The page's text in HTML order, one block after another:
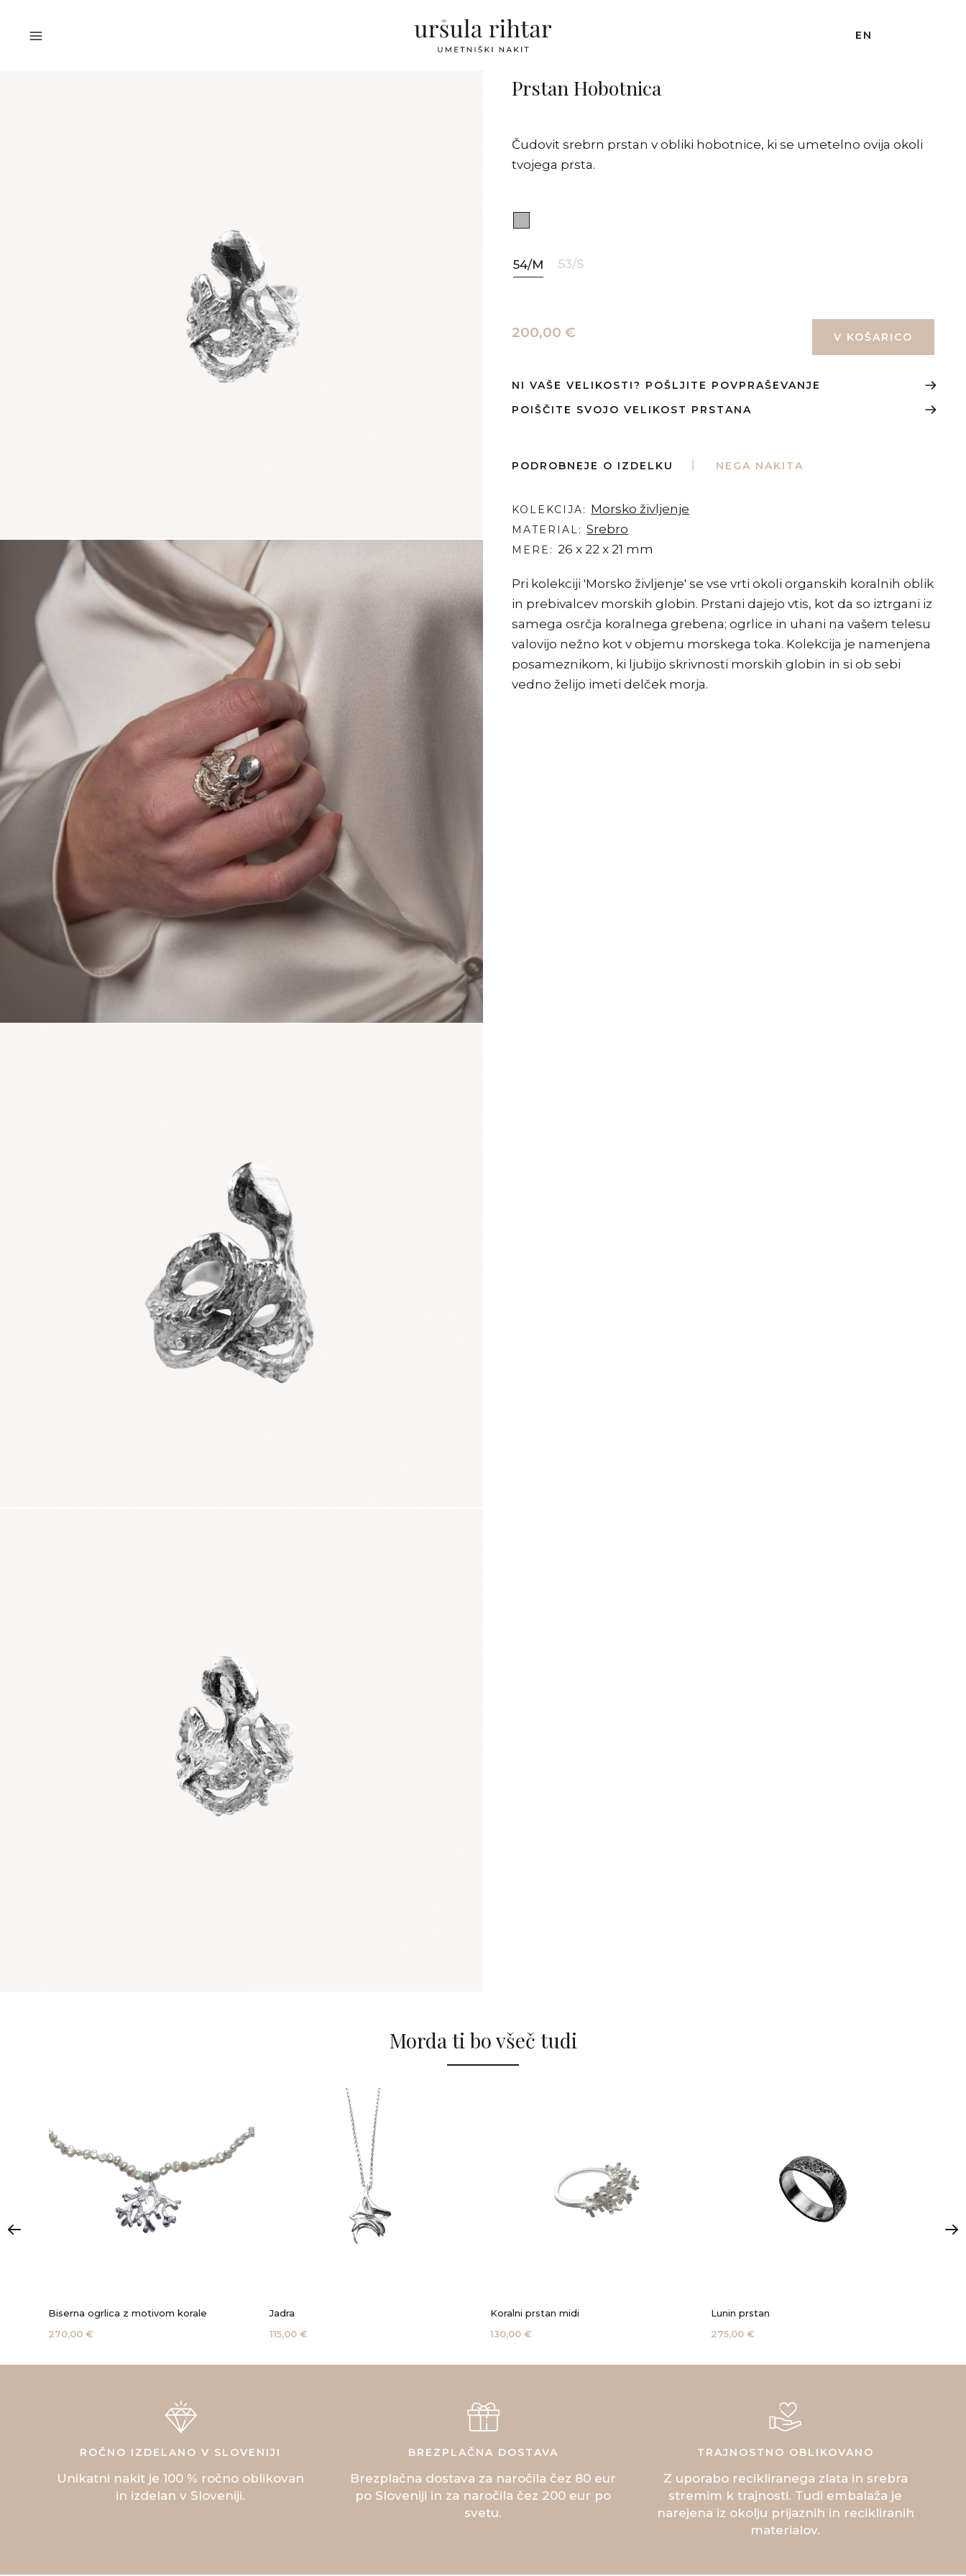
EN
Prstan Hobotnica
Čudovit srebrn prstan v obliki hobotnice, ki se umetelno ovija okoli
tvojega prsta.
54/M 53/S
200,00 €
NI VAŠE VELIKOSTI? POŠLJITE POVPRAŠEVANJE
POIŠČITE SVOJO VELIKOST PRSTANA
PODROBNEJE O IZDELKU NEGA NAKITA
KOLEKCIJA Morsko življenje
MATERIAL Srebro
MERE 26 x 22 x 21 mm
Pri kolekciji 'Morsko življenje' se vse vrti okoli organskih koralnih oblik
in prebivalcev morskih globin. Prstani dajejo vtis, kot da so iztrgani iz
samega osrčja koralnega grebena; ogrlice in uhani na vašem telesu
valovijo nežno kot v objemu morskega toka. Kolekcija je namenjena
posameznikom, ki ljubijo skrivnosti morskih globin in si ob sebi
vedno želijo imeti delček morja.
Morda ti bo všeč tudi
Koralni prstan midi
Mini koralna ogrlica
ROČNO IZDELANO V SLOVENIJI
Unikatni nakit je 100 % ročno oblikovan
in izdelan v Sloveniji.
BREZPLAČNA DOSTAVA
Brezplačna dostava za naročila čez 80 eur
po Sloveniji in za naročila čez 200 eur po
svetu.
TRAJNOSTNO OBLIKOVANO
Z uporabo recikliranega zlata in srebra
stremim k trajnosti. Tudi embalaža je
narejena iz okolju prijaznih in recikliranih
materialov.